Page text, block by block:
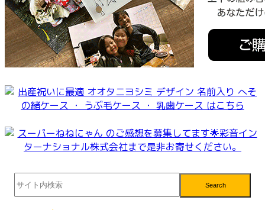
Search